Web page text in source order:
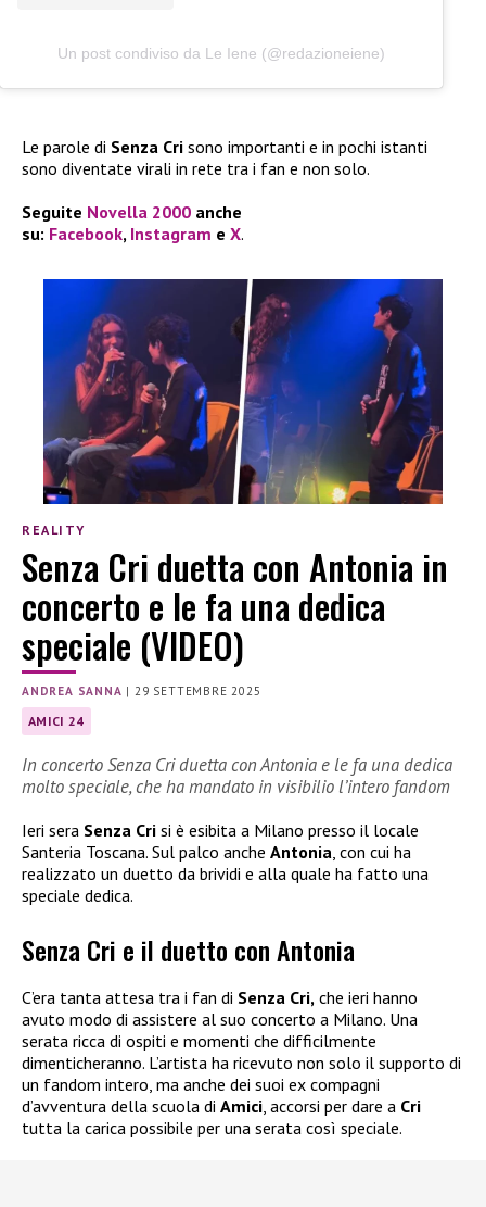
Un post condiviso da Le Iene (@redazioneiene)
Le parole di Senza Cri sono importanti e in pochi istanti
sono diventate virali in rete tra i fan e non solo.
Seguite Novella 2000 anche
su: Facebook, Instagram e X.
REALITY
Senza Cri duetta con Antonia in
concerto e le fa una dedica
speciale (VIDEO)
ANDREA SANNA |29 SETTEMBRE 2025
AMICI 24
In concerto Senza Cri duetta con Antonia e le fa una dedica
molto speciale, che ha mandato in visibilio l’intero fandom
Ieri sera Senza Cri si è esibita a Milano presso il locale
Santeria Toscana. Sul palco anche Antonia , con cui ha
realizzato un duetto da brividi e alla quale ha fatto una
speciale dedica.
Senza Cri e il duetto con Antonia
C’era tanta attesa tra i fan di Senza Cri, che ieri hanno
avuto modo di assistere al suo concerto a Milano. Una
serata ricca di ospiti e momenti che difficilmente
dimenticheranno. L’artista ha ricevuto non solo il supporto di
un fandom intero, ma anche dei suoi ex compagni
d’avventura della scuola di Amici, accorsi per dare a Cri
tutta la carica possibile per una serata così speciale.